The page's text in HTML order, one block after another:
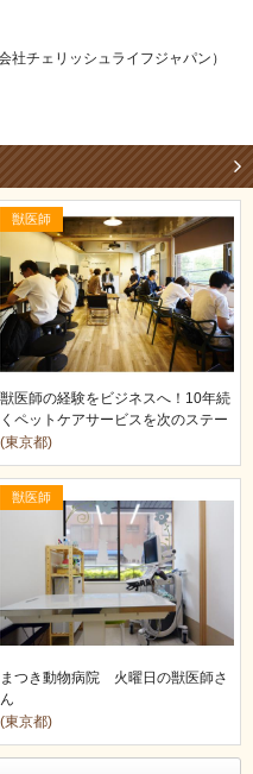
社チェリッシュライフジャパン）
獣医師
獣医師の経験をビジネスへ！10年続
くペットケアサービスを次のステー
ジへ導くチ…
(東京都)
獣医師
まつき動物病院 火曜日の獣医師さ
ん
(東京都)